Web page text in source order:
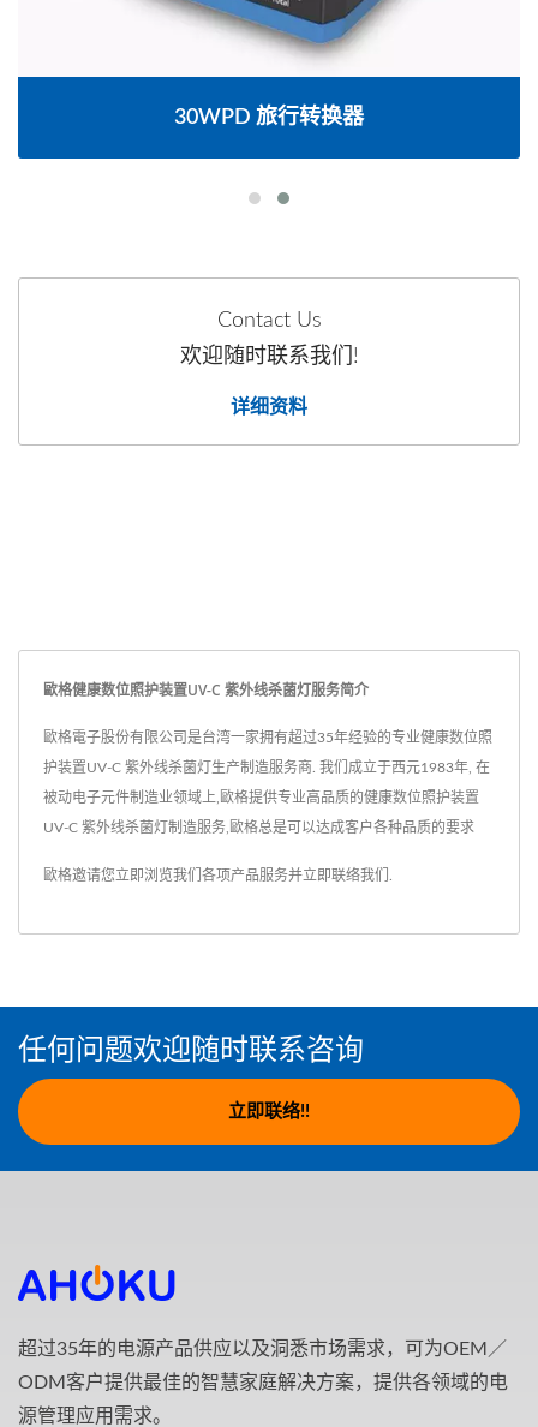
30WPD 旅行转换器
Contact Us
欢迎随时联系我们!
详细资料
歐格健康数位照护装置UV-C 紫外线杀菌灯服务简介
歐格電子股份有限公司是台湾一家拥有超过35年经验的专业健康数位照
护装置UV-C 紫外线杀菌灯生产制造服务商. 我们成立于西元1983年, 在
被动电子元件制造业领域上,歐格提供专业高品质的健康数位照护装置
UV-C 紫外线杀菌灯制造服务,歐格总是可以达成客户各种品质的要求
歐格邀请您立即浏览我们各项产品服务并立即联络我们
任何问题欢迎随时联系咨询
立即联络!!
超过35年的电源产品供应以及洞悉市场需求，可为OEM／
ODM客户提供最佳的智慧家庭解决方案，提供各领域的电
源管理应用需求。